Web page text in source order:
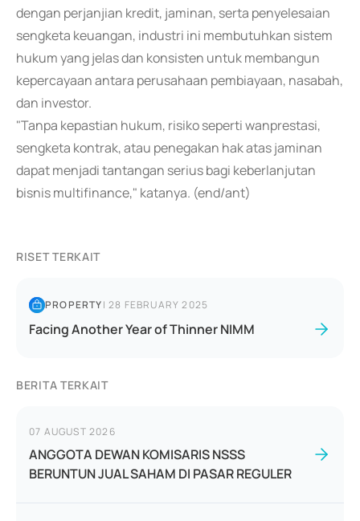
dengan perjanjian kredit, jaminan, serta penyelesaian
sengketa keuangan, industri ini membutuhkan sistem
hukum yang jelas dan konsisten untuk membangun
kepercayaan antara perusahaan pembiayaan, nasabah,
dan investor.
"Tanpa kepastian hukum, risiko seperti wanprestasi,
sengketa kontrak, atau penegakan hak atas jaminan
dapat menjadi tantangan serius bagi keberlanjutan
bisnis multifinance," katanya. (end/ant)
RISET TERKAIT
PROPERTY|28 FEBRUARY 2025
Facing Another Year of Thinner NIMM
BERITA TERKAIT
07 AUGUST 2026
ANGGOTA DEWAN KOMISARIS NSSS
BERUNTUN JUAL SAHAM DI PASAR REGULER